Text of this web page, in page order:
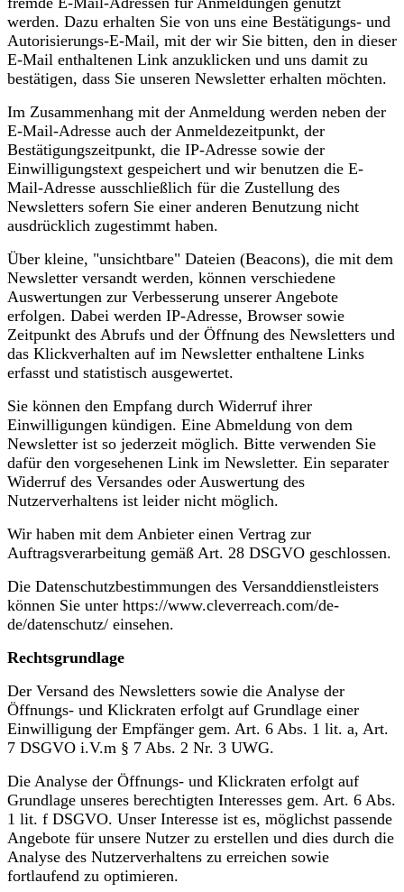
werden. Dazu erhalten Sie von uns eine Bestätigungs- und
Autorisierungs-E-Mail, mit der wir Sie bitten, den in dieser
E-Mail enthaltenen Link anzuklicken und uns damit zu
bestätigen, dass Sie unseren Newsletter erhalten möchten.
Im Zusammenhang mit der Anmeldung werden neben der
E-Mail-Adresse auch der Anmeldezeitpunkt, der
Bestätigungszeitpunkt, die IP-Adresse sowie der
Einwilligungstext gespeichert und wir benutzen die E-
Mail-Adresse ausschließlich für die Zustellung des
Newsletters sofern Sie einer anderen Benutzung nicht
ausdrücklich zugestimmt haben.
Über kleine, "unsichtbare" Dateien (Beacons), die mit dem
Newsletter versandt werden, können verschiedene
Auswertungen zur Verbesserung unserer Angebote
erfolgen. Dabei werden IP-Adresse, Browser sowie
Zeitpunkt des Abrufs und der Öffnung des Newsletters und
das Klickverhalten auf im Newsletter enthaltene Links
erfasst und statistisch ausgewertet.
Sie können den Empfang durch Widerruf ihrer
Einwilligungen kündigen. Eine Abmeldung von dem
Newsletter ist so jederzeit möglich. Bitte verwenden Sie
dafür den vorgesehenen Link im Newsletter. Ein separater
Widerruf des Versandes oder Auswertung des
Nutzerverhaltens ist leider nicht möglich.
Wir haben mit dem Anbieter einen Vertrag zur
Auftragsverarbeitung gemäß Art. 28 DSGVO geschlossen.
Die Datenschutzbestimmungen des Versanddienstleisters
können Sie unter https://www.cleverreach.com/de-
de/datenschutz/ einsehen.
Rechtsgrundlage
Der Versand des Newsletters sowie die Analyse der
Öffnungs- und Klickraten erfolgt auf Grundlage einer
Einwilligung der Empfänger gem. Art. 6 Abs. 1 lit. a, Art.
7 DSGVO i.V.m § 7 Abs. 2 Nr. 3 UWG.
Die Analyse der Öffnungs- und Klickraten erfolgt auf
Grundlage unseres berechtigten Interesses gem. Art. 6 Abs.
1 lit. f DSGVO. Unser Interesse ist es, möglichst passende
Angebote für unsere Nutzer zu erstellen und dies durch die
Analyse des Nutzerverhaltens zu erreichen sowie
fortlaufend zu optimieren.